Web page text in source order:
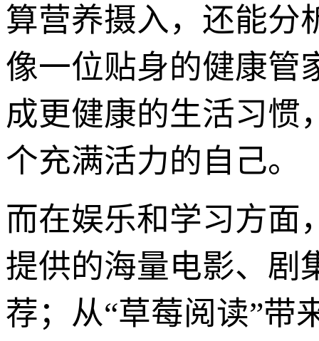
算营养摄入，还能分
像一位贴身的健康管
成更健康的生活习惯
个充满活力的自己。
而在娱乐和学习方面
提供的海量电影、剧
荐；从“草莓阅读”带